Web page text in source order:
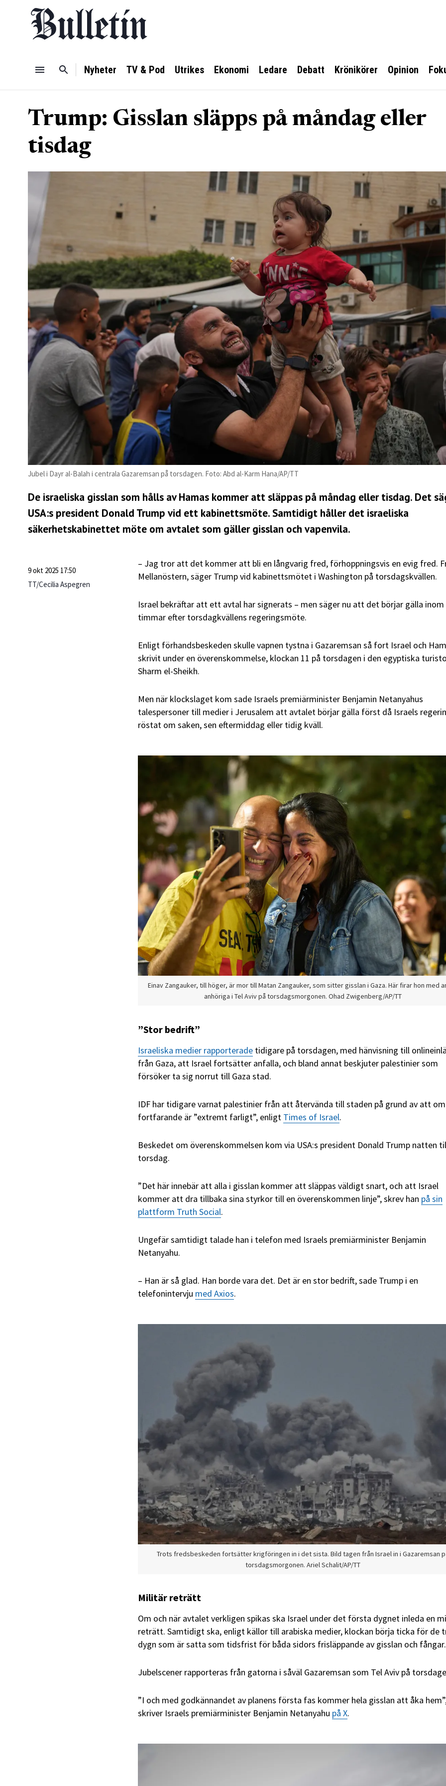
Nyheter TV & Pod Utrikes Ekonomi Ledare Debatt Krönikörer Opinion
Trump: Gisslan släpps på måndag eller
tisdag
Jubel i Dayr al-Balah i centrala Gazaremsan på torsdagen. Foto: Abd al-Karm Hana/AP/TT
De israeliska gisslan som hålls av Hamas kommer att släppas på måndag eller tisdag. Det
USA:s president Donald Trump vid ett kabinettsmöte. Samtidigt håller det israeliska
säkerhetskabinettet möte om avtalet som gäller gisslan och vapenvila.
9 okt 2025 17:50
TT/Cecilia Aspegren
– Jag tror att det kommer att bli en långvarig fred, förhoppningsvis en evig fred.
Mellanöstern, säger Trump vid kabinettsmötet i Washington på torsdagskvällen.
Israel bekräftar att ett avtal har signerats – men säger nu att det börjar gälla inom
timmar efter torsdagkvällens regeringsmöte.
Enligt förhandsbeskeden skulle vapnen tystna i Gazaremsan så fort Israel och
skrivit under en överenskommelse, klockan 11 på torsdagen i den egyptiska
Sharm el-Sheikh.
Men när klockslaget kom sade Israels premiärminister Benjamin Netanyahus
talespersoner till medier i Jerusalem att avtalet börjar gälla först då Israels
röstat om saken, sen eftermiddag eller tidig kväll.
Einav Zangauker, till höger, är mor till Matan Zangauker, som sitter gisslan i Gaza. Här firar hon med
anhöriga i Tel Aviv på torsdagsmorgonen. Ohad Zwigenberg/AP/TT
”Stor bedrift”
Israeliska medier rapporterade tidigare på torsdagen, med hänvisning till
från Gaza, att Israel fortsätter anfalla, och bland annat beskjuter palestinier som
försöker ta sig norrut till Gaza stad.
IDF har tidigare varnat palestinier från att återvända till staden på grund av att
fortfarande är ”extremt farligt”, enligt Times of Israel.
Beskedet om överenskommelsen kom via USA:s president Donald Trump natten
torsdag.
”Det här innebär att alla i gisslan kommer att släppas väldigt snart, och att Israel
kommer att dra tillbaka sina styrkor till en överenskommen linje”, skrev han på sin
plattform Truth Social.
Ungefär samtidigt talade han i telefon med Israels premiärminister Benjamin
Netanyahu.
– Han är så glad. Han borde vara det. Det är en stor bedrift, sade Trump i en
telefonintervju med Axios.
Trots fredsbeskeden fortsätter krigföringen in i det sista. Bild tagen från Israel in i Gazaremsan
torsdagsmorgonen. Ariel Schalit/AP/TT
Militär reträtt
Om och när avtalet verkligen spikas ska Israel under det första dygnet inleda en
reträtt. Samtidigt ska, enligt källor till arabiska medier, klockan börja ticka för de
dygn som är satta som tidsfrist för båda sidors frisläppande av gisslan och fångar.
Jubelscener rapporteras från gatorna i såväl Gazaremsan som Tel Aviv på
”I och med godkännandet av planens första fas kommer hela gisslan att åka
skriver Israels premiärminister Benjamin Netanyahu på X.